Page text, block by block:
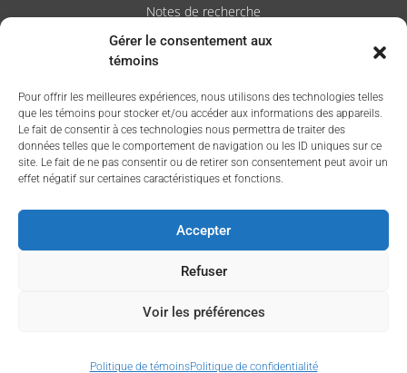
Gérer le consentement aux
témoins
Pour offrir les meilleures expériences, nous utilisons des technologies telles
que les témoins pour stocker et/ou accéder aux informations des appareils.
Le fait de consentir à ces technologies nous permettra de traiter des
données telles que le comportement de navigation ou les ID uniques sur ce
site. Le fait de ne pas consentir ou de retirer son consentement peut avoir un
effet négatif sur certaines caractéristiques et fonctions.
Accepter
Refuser
Voir les préférences
Politique de témoinsPolitique de confidentialité
Notes de recherche
Activités
Nouvelles